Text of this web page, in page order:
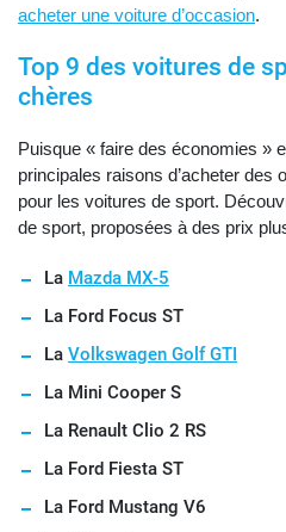
acheter une voiture d’occasion.
Top 9 des voitures de
chères
Puisque « faire des économies »
principales raisons d’acheter des
pour les voitures de sport.
de sport, proposées à des prix
La Mazda MX-5
La Ford Focus ST
La Volkswagen Golf GTI
La Mini Cooper S
La Renault Clio 2 RS
La Ford Fiesta ST
La Ford Mustang V6